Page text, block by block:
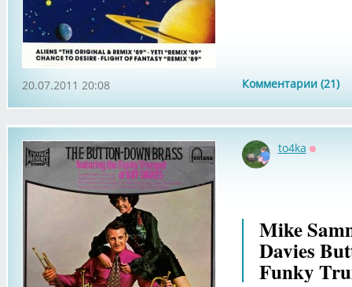
Комментарии (21)
20.07.2011 20:08
to4ka
Mike
Davies
Funky